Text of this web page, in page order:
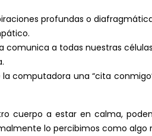
profundas o
comunica a todas nuestras
computadora una “cita
cuerpo a estar en calma,
lo percibimos como